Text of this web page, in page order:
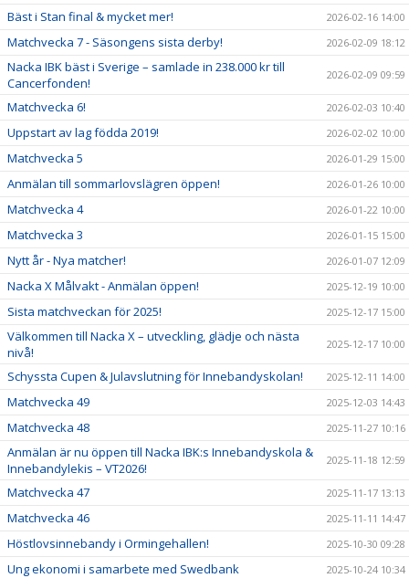
Bäst i Stan final & mycket mer! 2026-02-16 14:00
Matchvecka 7 - Säsongens sista derby! 2026-02-09 18:12
Nacka IBK bäst i Sverige – samlade in 238.000 kr till
Cancerfonden!
2026-02-09 09:59
Matchvecka 6! 2026-02-03 10:40
Uppstart av lag födda 2019! 2026-02-02 10:00
Matchvecka 5 2026-01-29 15:00
Anmälan till sommarlovslägren öppen! 2026-01-26 10:00
Matchvecka 4 2026-01-22 10:00
Matchvecka 3 2026-01-15 15:00
Nytt år - Nya matcher! 2026-01-07 12:09
Nacka X Målvakt - Anmälan öppen! 2025-12-19 10:00
Sista matchveckan för 2025! 2025-12-17 15:00
Välkommen till Nacka X – utveckling, glädje och nästa
nivå!
2025-12-17 10:00
Schyssta Cupen & Julavslutning för Innebandyskolan! 2025-12-11 14:00
Matchvecka 49 2025-12-03 14:43
Matchvecka 48 2025-11-27 10:16
Anmälan är nu öppen till Nacka IBK:s Innebandyskola &
Innebandylekis – VT2026!
2025-11-18 12:59
Matchvecka 47 2025-11-17 13:13
Matchvecka 46 2025-11-11 14:47
Höstlovsinnebandy i Ormingehallen! 2025-10-30 09:28
Ung ekonomi i samarbete med Swedbank 2025-10-24 10:34